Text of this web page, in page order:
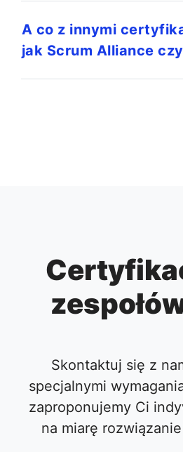
A co z innymi
jak Scrum Alliance
Skontaktuj się z
specjalnymi
zaproponujemy Ci
na miarę